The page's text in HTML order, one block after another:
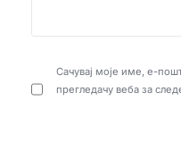
Сачувај моје име, е-
прегледачу веба за